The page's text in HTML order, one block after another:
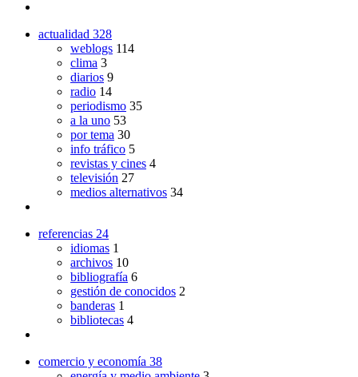
actualidad 328
weblogs 114
clima 3
diarios 9
radio 14
periodismo 35
a la uno 53
por tema 30
info tráfico 5
revistas y cines 4
televisión 27
medios alternativos 34
referencias 24
idiomas 1
archivos 10
bibliografía 6
gestión de conocidos 2
banderas 1
bibliotecas 4
comercio y economía 38